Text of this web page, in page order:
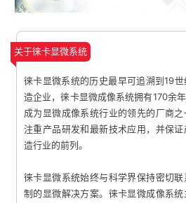
关于徕卡显微系统
徕卡显微系统的历史最早可追溯到19
造企业，徕卡显微成像系统拥有170余
成为显微成像系统行业的领先的厂商
注重产品研发和最新技术应用，并保
造行业的前列。
徕卡显微系统始终与科学界保持密切
制的显微解决方案。徕卡显微成像系